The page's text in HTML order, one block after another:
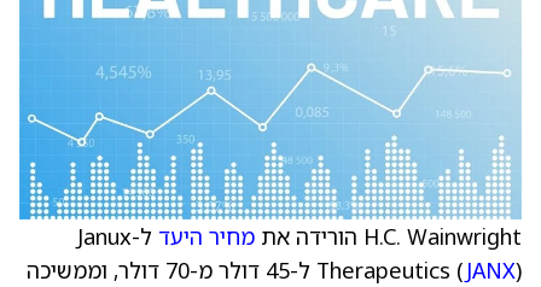
H.C. Wainwright הורידה את מחיר היעד
ל-Janux
Therapeutics ( JANX
) ל-45 דולר מ-70 דולר, וממשיכה